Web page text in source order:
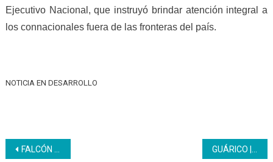
Ejecutivo Nacional, que instruyó brindar atención integral a
los connacionales fuera de las fronteras del país.
NOTICIA EN DESARROLLO
Navegación
FALCÓN | La formación técnica profesional del Inces forma a trabajadores de Vietven en Electricidad Básica